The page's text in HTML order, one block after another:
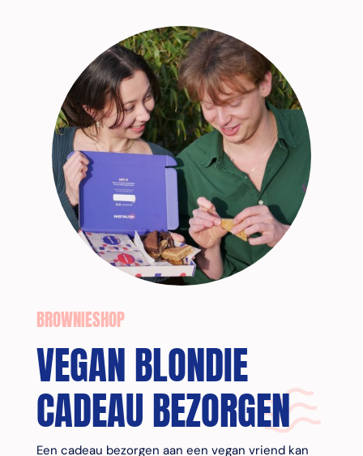
BROWNIESHOP
VEGAN BLONDIE
CADEAU BEZORGEN
Een cadeau bezorgen aan een vegan vriend kan